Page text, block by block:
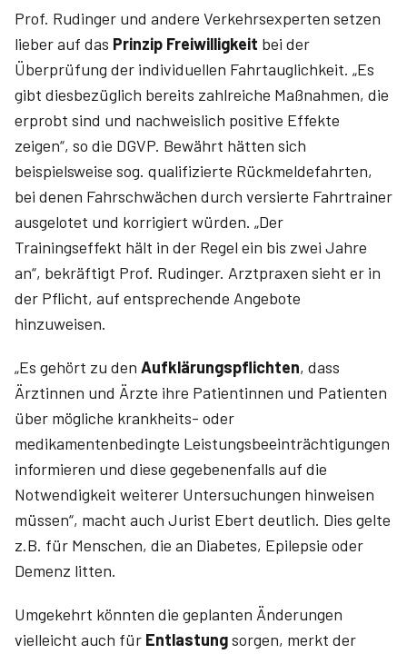
Prof. Rudinger und andere Verkehrsexperten setzen
lieber auf das Prinzip Freiwilligkeit bei der
Überprüfung der individuellen Fahrtauglichkeit. „Es
gibt diesbezüglich bereits zahlreiche Maßnahmen, die
erprobt sind und nachweislich positive Effekte
zeigen“, so die DGVP. Bewährt hätten sich
beispielsweise sog. qualifizierte Rückmeldefahrten,
bei denen Fahrschwächen durch versierte Fahrtrainer
ausgelotet und korrigiert würden. „Der
Trainingseffekt hält in der Regel ein bis zwei Jahre
an“, bekräftigt Prof. Rudinger. Arztpraxen sieht er in
der Pflicht, auf entsprechende Angebote
hinzuweisen.
„Es gehört zu den Aufklärungspflichten, dass
Ärztinnen und Ärzte ihre Patientinnen und Patienten
über mögliche krankheits- oder
medikamentenbedingte Leistungsbeeinträchtigungen
informieren und diese gegebenenfalls auf die
Notwendigkeit weiterer Untersuchungen hinweisen
müssen“, macht auch Jurist Ebert deutlich. Dies gelte
z.B. für Menschen, die an Diabetes, Epilepsie oder
Demenz litten.
Umgekehrt könnten die geplanten Änderungen
vielleicht auch für Entlastungsorgen, merkt der